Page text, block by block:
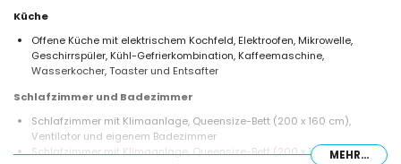
Küche
Offene Küche mit elektrischem Kochfeld, Elektroofen, Mikrowelle,
Geschirrspüler, Kühl-Gefrierkombination, Kaffeemaschine,
Wasserkocher, Toaster und Entsafter
Schlafzimmer und Badezimmer
Schlafzimmer mit Klimaanlage, Queensize-Bett (200 x 160 cm),
Ventilator und eigenem Badezimmer
Schlafzimmer mit Klimaanlage, Queensize-Bett (200 x 150 cm) und
MEHR...